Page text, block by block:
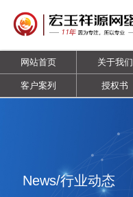
站
首
关
于
新
网站首页 关于我们
客户案列
授权书
News/行业动态